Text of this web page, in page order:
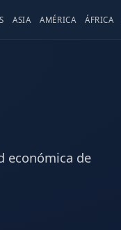
ASIA AMÉRICA ÁFRICA
económica de